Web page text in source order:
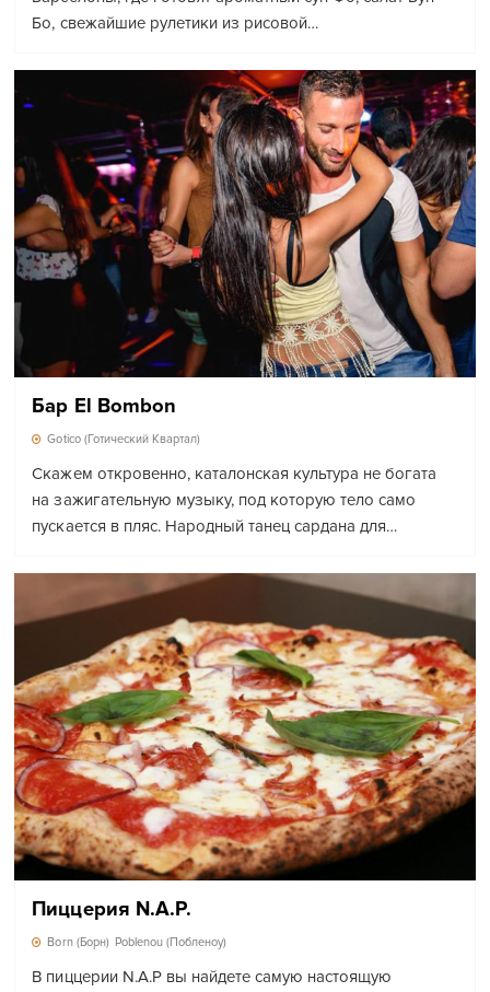
Бо, свежайшие рулетики из рисовой…
Бар El Bombon
Gotico (Готический Квартал)
Скажем откровенно, каталонская культура не богата
на зажигательную музыку, под которую тело само
пускается в пляс. Народный танец сардана для…
Пиццерия N.A.P.
Born (Борн) Poblenou (Побленоу)
В пиццерии N.A.P вы найдете самую настоящую